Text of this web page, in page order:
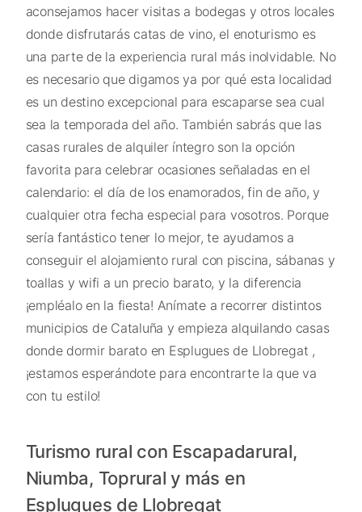
aconsejamos hacer visitas a bodegas y otros locales
donde disfrutarás catas de vino, el enoturismo es
una parte de la experiencia rural más inolvidable. No
es necesario que digamos ya por qué esta localidad
es un destino excepcional para escaparse sea cual
sea la temporada del año. También sabrás que las
casas rurales de alquiler íntegro son la opción
favorita para celebrar ocasiones señaladas en el
calendario: el día de los enamorados, fin de año, y
cualquier otra fecha especial para vosotros. Porque
sería fantástico tener lo mejor, te ayudamos a
conseguir el alojamiento rural con piscina, sábanas y
toallas y wifi a un precio barato, y la diferencia
¡empléalo en la fiesta! Anímate a recorrer distintos
municipios de Cataluña y empieza alquilando casas
donde dormir barato en Esplugues de Llobregat ,
¡estamos esperándote para encontrarte la que va
con tu estilo!
Turismo rural con Escapadarural,
Niumba, Toprural y más en
Esplugues de Llobregat